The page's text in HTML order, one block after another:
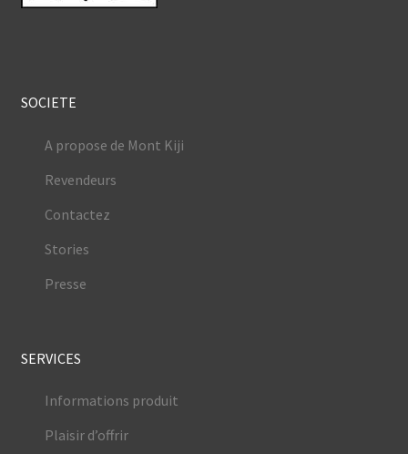
SOCIETE
A propose de Mont Kiji
Revendeurs
Contactez
Stories
Presse
SERVICES
Informations produit
Plaisir d’offrir